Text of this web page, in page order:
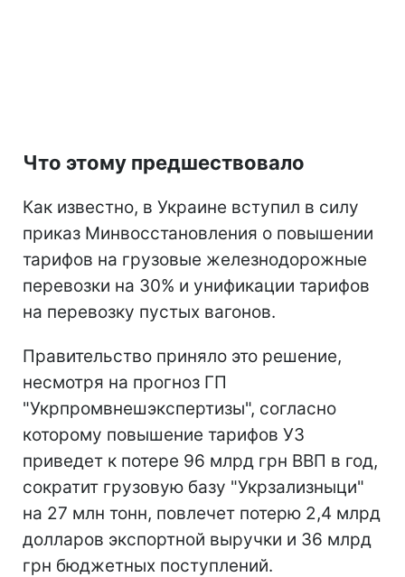
Что этому предшествовало
Как известно, в Украине вступил в силу
приказ Минвосстановления о повышении
тарифов на грузовые железнодорожные
перевозки на 30% и унификации тарифов
на перевозку пустых вагонов.
Правительство приняло это решение,
несмотря на прогноз ГП
"Укрпромвнешэкспертизы", согласно
которому повышение тарифов УЗ
приведет к потере 96 млрд грн ВВП в год,
сократит грузовую базу "Укрзализныци"
на 27 млн тонн, повлечет потерю 2,4 млрд
долларов экспортной выручки и 36 млрд
грн бюджетных поступлений.